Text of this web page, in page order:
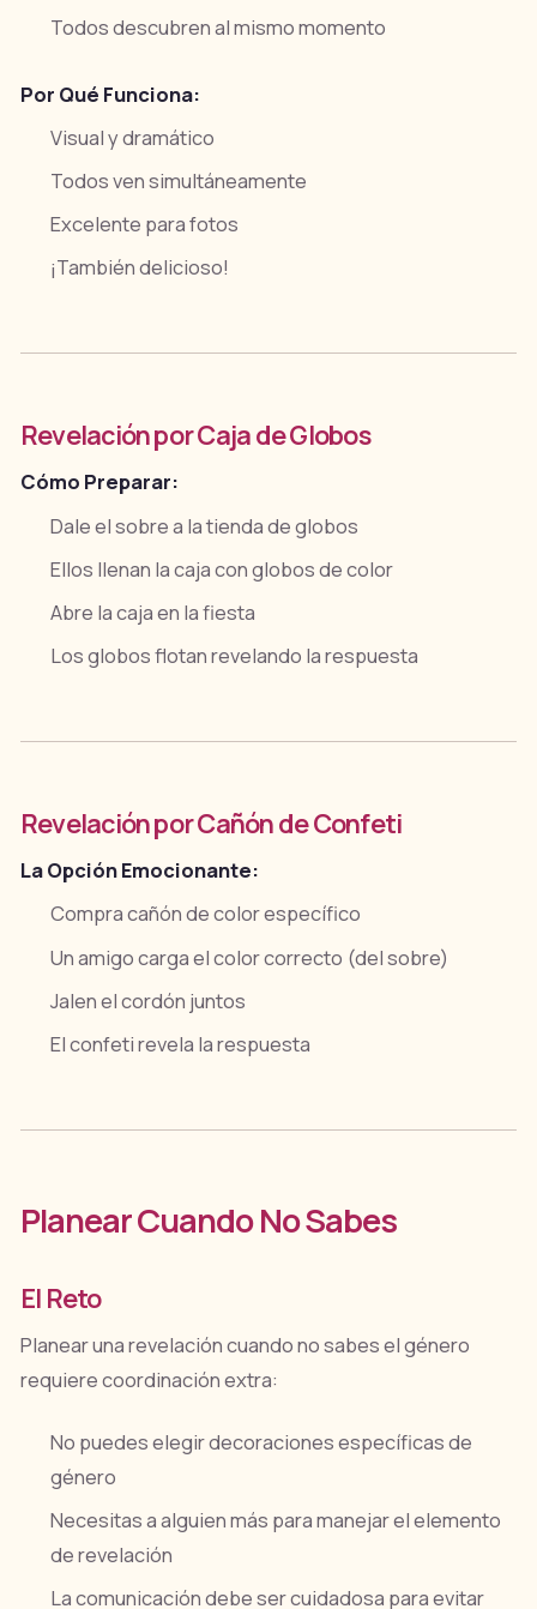
Todos descubren al mismo momento
Por Qué Funciona:
Visual y dramático
Todos ven simultáneamente
Excelente para fotos
¡También delicioso!
Revelación por Caja de Globos
Cómo Preparar:
Dale el sobre a la tienda de globos
Ellos llenan la caja con globos de color
Abre la caja en la fiesta
Los globos flotan revelando la respuesta
Revelación por Cañón de Confeti
La Opción Emocionante:
Compra cañón de color específico
Un amigo carga el color correcto (del sobre)
Jalen el cordón juntos
El confeti revela la respuesta
Planear Cuando No Sabes
El Reto
Planear una revelación cuando no sabes el género
requiere coordinación extra:
No puedes elegir decoraciones específicas de
género
Necesitas a alguien más para manejar el elemento
de revelación
La comunicación debe ser cuidadosa para evitar